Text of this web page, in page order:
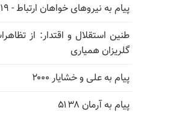
پیام به نیروهای خواهان ارتباط - ۱۹مرداد ۱۴۰۵
طنین استقلال و اقتدار: از
گلریزان همیاری
پیام به علی و خشایار ۲۰۰۰
پیام به آرمان ۵۱۳۸